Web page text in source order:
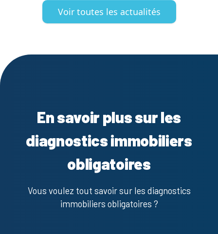
Voir toutes les actualités
En savoir plus sur les
diagnostics immobiliers
obligatoires
Vous voulez tout savoir sur les diagnostics
immobiliers obligatoires ?